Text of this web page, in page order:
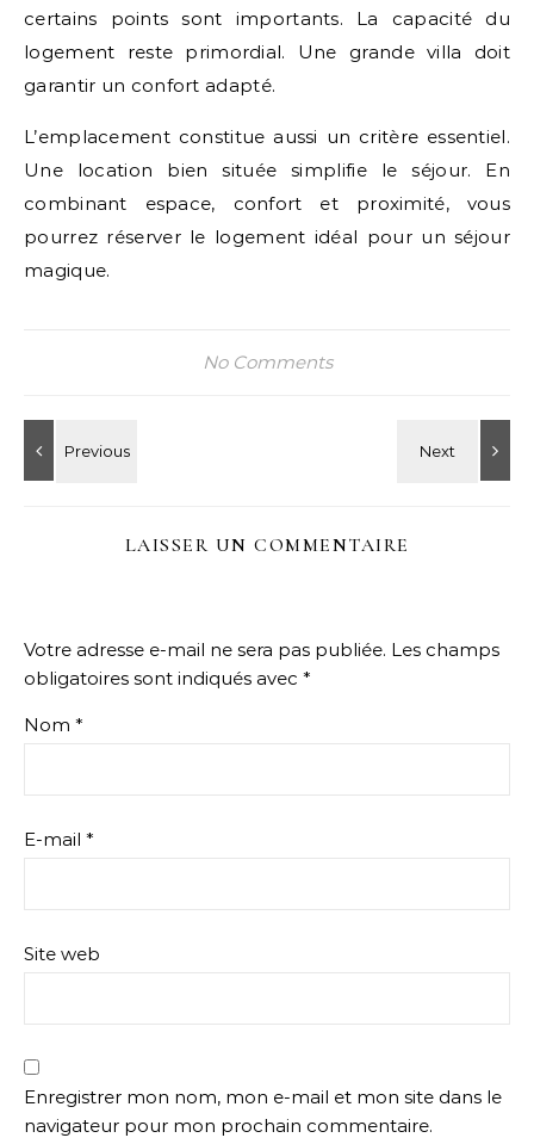
certains points sont importants. La capacité du
logement reste primordial. Une grande villa doit
garantir un confort adapté.
L’emplacement constitue aussi un critère essentiel.
Une location bien située simplifie le séjour. En
combinant espace, confort et proximité, vous
pourrez réserver le logement idéal pour un séjour
magique.
No Comments
LAISSER UN COMMENTAIRE
Votre adresse e-mail ne sera pas publiée. Les champs
obligatoires sont indiqués avec *
Nom *
E-mail *
Site web
Enregistrer mon nom, mon e-mail et mon site dans le
navigateur pour mon prochain commentaire.